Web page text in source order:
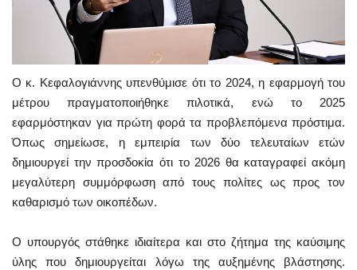
Ο κ. Κεφαλογιάννης υπενθύμισε ότι το 2024, η εφαρμογή του
μέτρου πραγματοποιήθηκε πιλοτικά, ενώ το 2025
εφαρμόστηκαν για πρώτη φορά τα προβλεπόμενα πρόστιμα.
Όπως σημείωσε, η εμπειρία των δύο τελευταίων ετών
δημιουργεί την προσδοκία ότι το 2026 θα καταγραφεί ακόμη
μεγαλύτερη συμμόρφωση από τους πολίτες ως προς τον
καθαρισμό των οικοπέδων.
Ο υπουργός στάθηκε ιδιαίτερα και στο ζήτημα της καύσιμης
ύλης που δημιουργείται λόγω της αυξημένης βλάστησης.